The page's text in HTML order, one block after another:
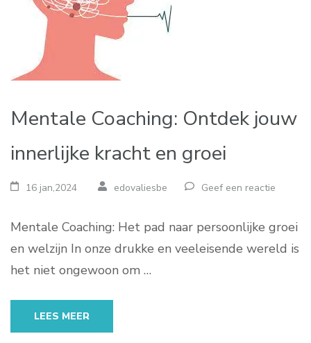
Mentale Coaching: Ontdek jouw
innerlijke kracht en groei
16 jan,2024 edovaliesbe Geef een reactie
Mentale Coaching: Het pad naar persoonlijke groei
en welzijn In onze drukke en veeleisende wereld is
het niet ongewoon om …
LEES MEER